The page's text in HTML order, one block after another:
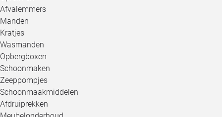
Afvalemmers
Manden
Kratjes
Wasmanden
Opbergboxen
Schoonmaken
Zeeppompjes
Schoonmaakmiddelen
Afdruiprekken